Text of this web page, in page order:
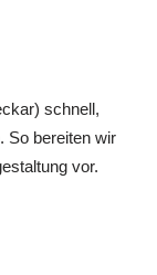
schnell,
So bereiten wir
vor.